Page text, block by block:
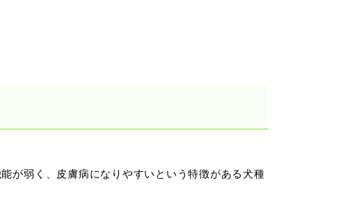
が弱く、皮膚病になりやすいという特徴がある犬種